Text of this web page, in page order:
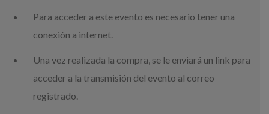
Para acceder a este evento es necesario tener una
conexión a internet.
Una vez realizada la compra, se le enviará un link para
acceder a la transmisión del evento al correo
registrado.